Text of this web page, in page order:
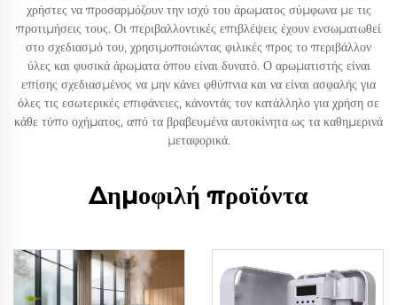
χρήστες να προσαρμόζουν την ισχύ του άρωματος σύμφωνα με τις
προτιμήσεις τους. Οι περιβαλλοντικές επιβλέψεις έχουν ενσωματωθεί
στο σχεδιασμό του, χρησιμοποιώντας φιλικές προς το περιβάλλον
ύλες και φυσικά άρωματα όπου είναι δυνατό. Ο αρωματιστής είναι
επίσης σχεδιασμένος να μην κάνει φθύπνια και να είναι ασφαλής για
όλες τις εσωτερικές επιφάνειες, κάνοντάς τον κατάλληλο για χρήση σε
κάθε τύπο οχήματος, από τα βραβευμένα αυτοκίνητα ως τα καθημερινά
μεταφορικά.
Δημοφιλή προϊόντα